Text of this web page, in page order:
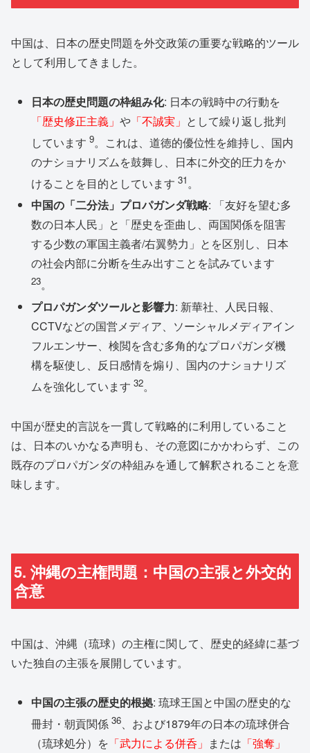
中国は、日本の歴史問題を外交政策の重要な戦略的ツール
として利用してきました。
日本の歴史問題の枠組み化: 日本の戦時中の行動を
「歴史修正主義」や 「不誠実」 として繰り返し批判
しています9。これは、道徳的優位性を維持し、国内
のナショナリズムを鼓舞し、日本に外交的圧力をか
けることを目的としています31。
中国の「二分法」プロパガンダ戦略: 「友好を望む多
数の日本人民」と「歴史を歪曲し、両国関係を阻害
する少数の軍国主義者/右翼勢力」とを区別し、日本
の社会内部に分断を生み出すことを試みています
23。
プロパガンダツールと影響力: 新華社、人民日報、
CCTVなどの国営メディア、ソーシャルメディアイン
フルエンサー、検閲を含む多角的なプロパガンダ機
構を駆使し、反日感情を煽り、国内のナショナリズ
ムを強化しています32。
中国が歴史的言説を一貫して戦略的に利用していること
は、日本のいかなる声明も、その意図にかかわらず、この
既存のプロパガンダの枠組みを通して解釈されることを意
味します。
5. 沖縄の主権問題：中国の主張と外交的
含意
中国は、沖縄（琉球）の主権に関して、歴史的経緯に基づ
いた独自の主張を展開しています。
中国の主張の歴史的根拠: 琉球王国と中国の歴史的な
冊封・朝貢関係36、および1879年の日本の琉球併合
（琉球処分）を 「武力による併呑」 または 「強奪」